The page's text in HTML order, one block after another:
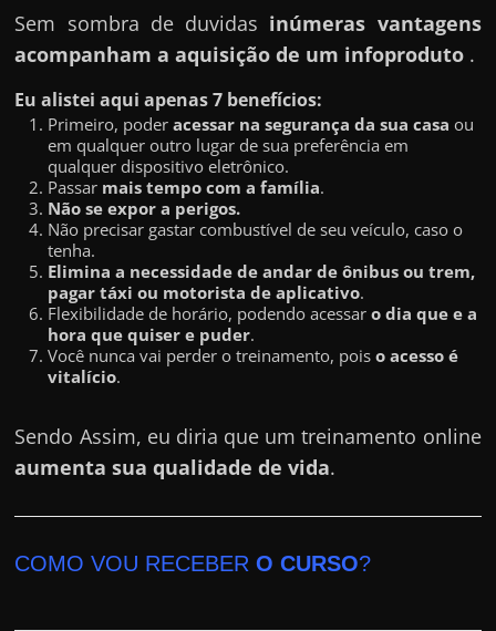
Sem sombra de duvidas inúmeras vantagens
acompanham a aquisição de um infoproduto .
Eu alistei aqui apenas 7 benefícios:
Primeiro, poderacessar na segurança da sua casa ou
em qualquer outro lugar de sua preferência em
qualquer dispositivo eletrônico.
Passar mais tempo com a família.
Não se expor a perigos.
Não precisar gastar combustível de seu veículo, caso o
tenha.
Elimina a necessidade de andar de ônibus ou trem,
pagar táxi ou motorista de aplicativo.
Flexibilidade de horário, podendo acessaro dia que e a
hora que quiser e puder.
Você nunca vai perder o treinamento, poiso acesso é
vitalício.
Sendo Assim, eu diria que um treinamento online
aumenta sua qualidade de vida.
COMO VOU RECEBERO CURSO?